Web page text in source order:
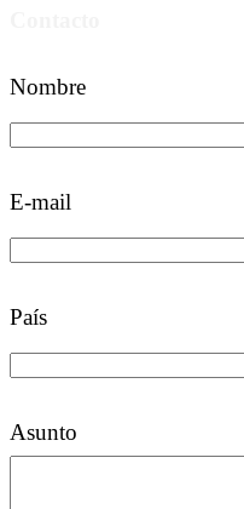
Nombre
E-mail
País
Asunto